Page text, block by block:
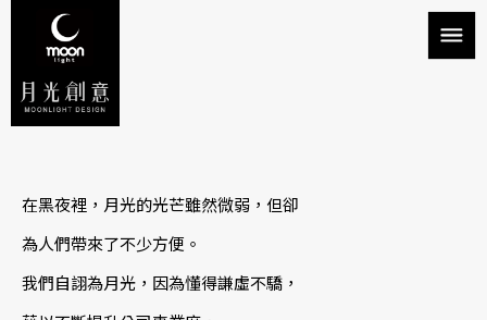
在黑夜裡，月光的光芒雖然微弱，但卻
為人們帶來了不少方便。
我們自詡為月光，因為懂得謙虛不驕，